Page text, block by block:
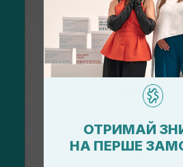
ОТРИМАЙ
НА ПЕРШЕ